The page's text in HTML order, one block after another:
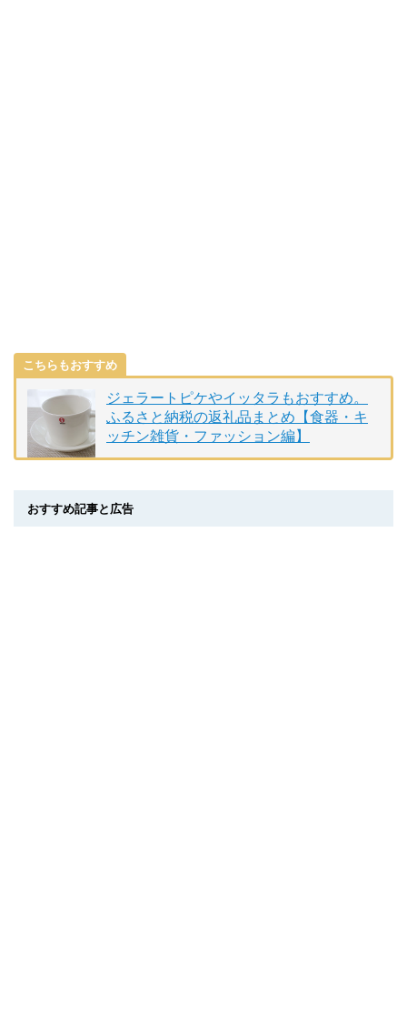
こちらもおすすめ
ジェラートピケやイッタラもおすすめ。
ふるさと納税の返礼品まとめ【食器・キ
ッチン雑貨・ファッション編】
おすすめ記事と広告